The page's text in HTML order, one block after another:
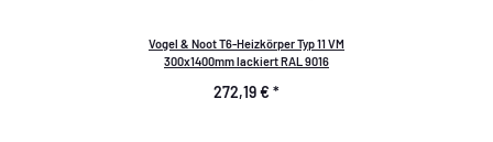
Vogel & Noot T6-Heizkörper Typ 11 VM
300x1400mm lackiert RAL 9016
272,19 € *